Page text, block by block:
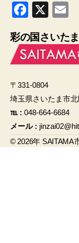
F
c
e
o
o
k
X
彩の国さいた
〒331-0804
埼玉県さいたま市
℡ : 048-664-6684
メール :
© 2026年 SAITAMA